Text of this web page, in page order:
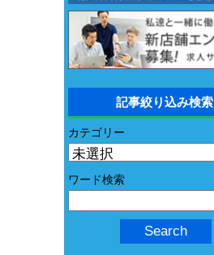
記事絞り込み検索
カテゴリー
ワード検索